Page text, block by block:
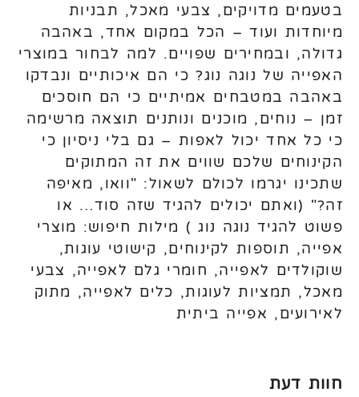
בטעמים מדויקים, צבעי מאכל, תבניות
מיוחדות ועוד – הכל במקום אחד, באהבה
גדולה, ובמחירים שפויים. למה לבחור במוצרי
האפייה של נוגה נוג? כי הם איכותיים ונבדקו
באהבה במטבחים אמיתיים כי הם חוסכים
זמן – נוחים, מוכנים ונותנים תוצאה מרשימה
כי כל אחד יכול לאפות – גם בלי ניסיון כי
הקינוחים שלכם שווים את זה המתוקים
שתכינו יגרמו לכולם לשאול: "וואו, מאיפה
זה?" (ואתם יכולים להגיד שזה סוד… או
פשוט להגיד נוגה נוג ) מילות חיפוש: מוצרי
אפייה, תוספות לקינוחים, קישוטי עוגות,
שוקולדים לאפייה, חומרי גלם לאפייה, צבעי
מאכל, תמציות לעוגות, כלים לאפייה, מתוק
לאירועים, אפייה ביתית
חוות דעת